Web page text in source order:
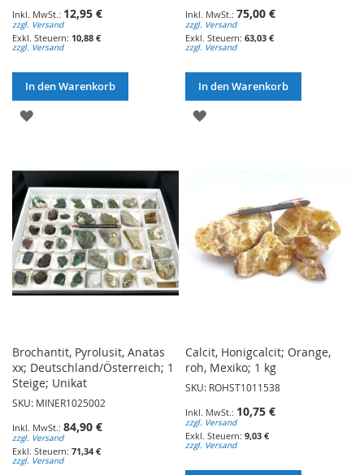
12,95 €
zzgl. Versand
10,88 €
zzgl. Versand
In den Warenkorb
ZUR
HINZUFÜGEN
75,00 €
zzgl. Versand
63,03 €
zzgl. Versand
In den Warenkorb
ZUR
Brochantit, Pyrolusit, Anatas
xx; Deutschland/Österreich; 1
Steige; Unikat
SKU: MINER1025002
84,90 €
zzgl. Versand
71,34 €
zzgl. Versand
Calcit, Honigcalcit; Orange,
roh, Mexiko; 1 kg
SKU: ROHST1011538
10,75 €
zzgl. Versand
9,03 €
zzgl. Versand